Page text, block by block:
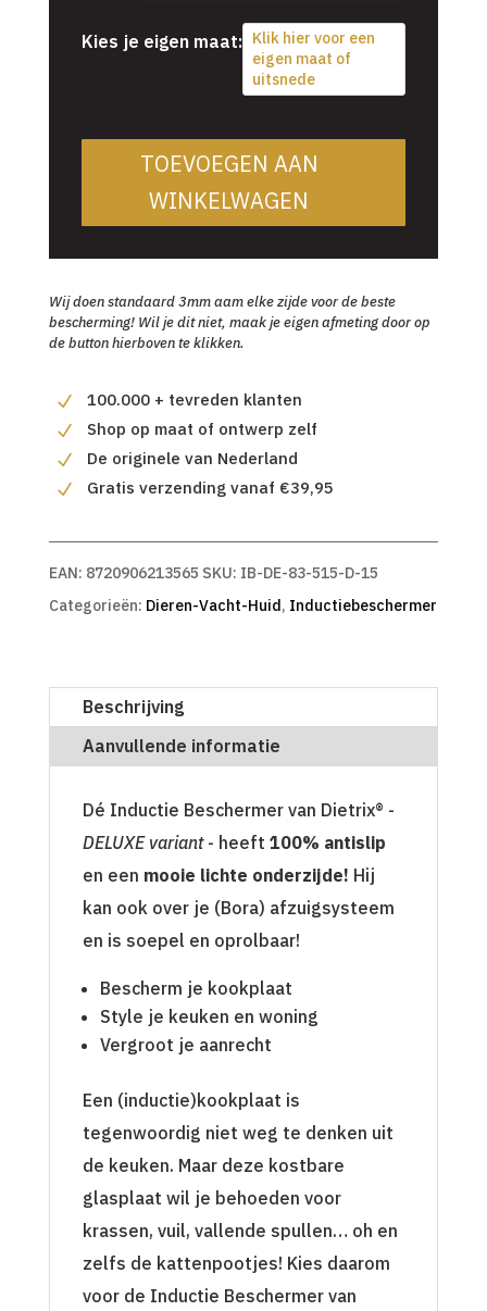
Kies je eigen maat: Klik hier voor een
eigen maat of
uitsnede
TOEVOEGEN AAN
WINKELWAGEN
Wij doen standaard 3mm aam elke zijde voor de beste
bescherming! Wil je dit niet, maak je eigen afmeting door op
de button hierboven te klikken.
100.000 + tevreden klanten
Shop op maat of ontwerp zelf
De originele van Nederland
Gratis verzending vanaf €39,95
EAN: 8720906213565 SKU: IB-DE-83-515-D-15
Categorieën: Dieren-Vacht-Huid , Inductiebeschermer
Beschrijving
Aanvullende informatie
Dé Inductie Beschermer van Dietrix® -
DELUXE variant - heeft 100% antislip
en een mooie lichte onderzijde! Hij
kan ook over je (Bora) afzuigsysteem
en is soepel en oprolbaar!
Bescherm je kookplaat
Style je keuken en woning
Vergroot je aanrecht
Een (inductie)kookplaat is
tegenwoordig niet weg te denken uit
de keuken. Maar deze kostbare
glasplaat wil je behoeden voor
krassen, vuil, vallende spullen… oh en
zelfs de kattenpootjes! Kies daarom
voor de Inductie Beschermer van